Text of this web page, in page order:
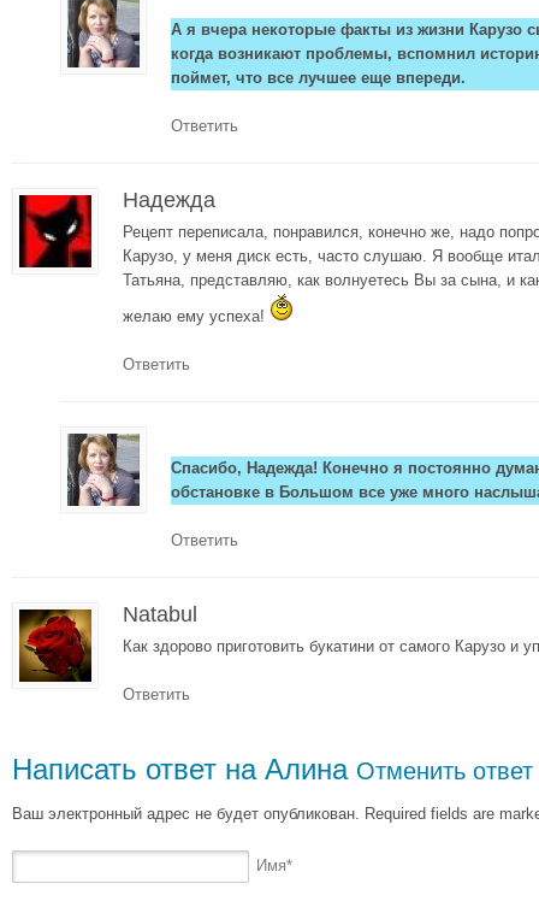
А я вчера некоторые факты из жизни Карузо
когда возникают проблемы, вспомнил
поймет, что все лучшее еще впереди.
Ответить
Надежда
Рецепт переписала, понравился, конечно же, надо
Карузо, у меня диск есть, часто слушаю. Я вообще
Татьяна, представляю, как волнуетесь Вы за сына, и
желаю ему успеха!
Ответить
Спасибо, Надежда! Конечно я постоянно
обстановке в Большом все уже много
Ответить
Natabul
Как здорово приготовить букатини от самого Карузо и
Ответить
Написать ответ на Алина Отменить ответ
Ваш электронный адрес не будет опубликован. Required fields are
Имя*